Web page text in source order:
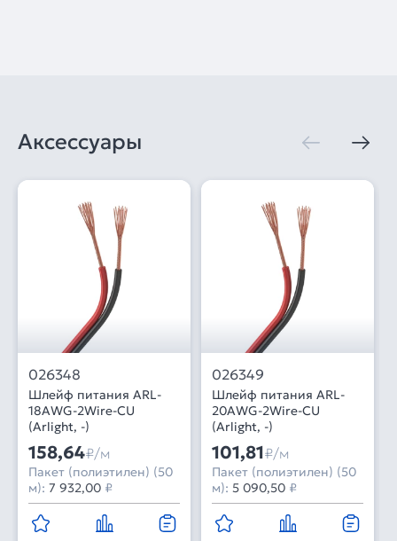
Аксессуары
026348
Шлейф питания ARL-
18AWG-2Wire-CU
(Arlight, -)
158,64₽/м
Пакет (полиэтилен) (50
м): 7 932,00 ₽
026349
Шлейф питания ARL-
20AWG-2Wire-CU
(Arlight, -)
101,81₽/м
Пакет (полиэтилен) (50
м): 5 090,50 ₽